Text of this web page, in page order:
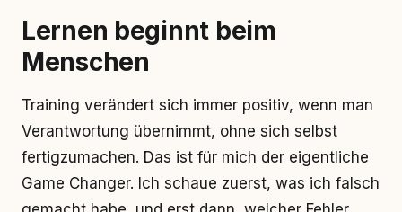
Lernen beginnt beim
Menschen
Training verändert sich immer positiv, wenn man
Verantwortung übernimmt, ohne sich selbst
fertigzumachen. Das ist für mich der eigentliche
Game Changer. Ich schaue zuerst, was ich falsch